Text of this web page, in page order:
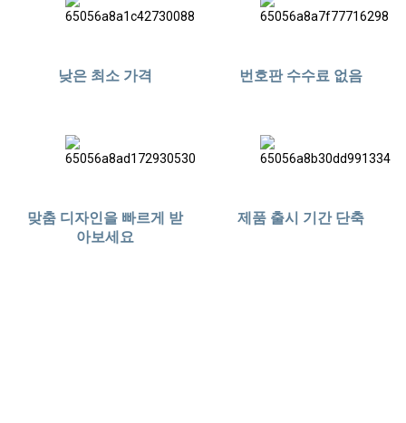
낮은 최소 가격 번호판 수수료 없음
맞춤 디자인을 빠르게 받
아보세요
제품 출시 기간 단축